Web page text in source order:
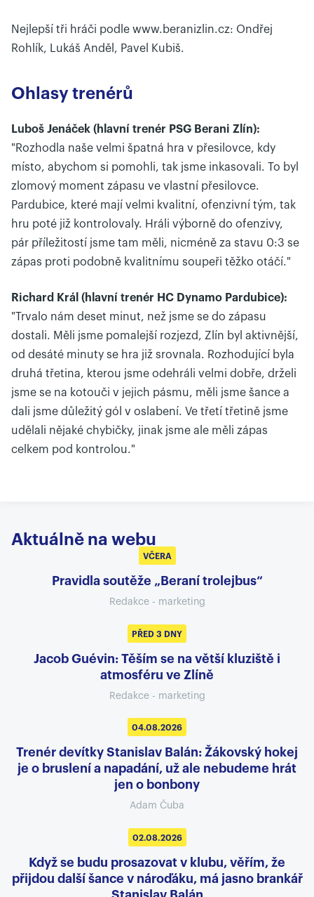
Nejlepší tři hráči podle www.beranizlin.cz: Ondřej
Rohlík, Lukáš Anděl, Pavel Kubiš.
Ohlasy trenérů
Luboš Jenáček (hlavní trenér PSG Berani Zlín):
"Rozhodla naše velmi špatná hra v přesilovce, kdy
místo, abychom si pomohli, tak jsme inkasovali. To byl
zlomový moment zápasu ve vlastní přesilovce.
Pardubice, které mají velmi kvalitní, ofenzivní tým, tak
hru poté již kontrolovaly. Hráli výborně do ofenzivy,
pár příležitostí jsme tam měli, nicméně za stavu 0:3 se
zápas proti podobně kvalitnímu soupeři těžko otáčí."
Richard Král (hlavní trenér HC Dynamo Pardubice):
"Trvalo nám deset minut, než jsme se do zápasu
dostali. Měli jsme pomalejší rozjezd, Zlín byl aktivnější,
od desáté minuty se hra již srovnala. Rozhodující byla
druhá třetina, kterou jsme odehráli velmi dobře, drželi
jsme se na kotouči v jejich pásmu, měli jsme šance a
dali jsme důležitý gól v oslabení. Ve třetí třetině jsme
udělali nějaké chybičky, jinak jsme ale měli zápas
celkem pod kontrolou."
Aktuálně na webu
VČERA
Pravidla soutěže „Beraní trolejbus“
Redakce - marketing
PŘED 3 DNY
Jacob Guévin: Těším se na větší kluziště i
atmosféru ve Zlíně
Redakce - marketing
04.08.2026
Trenér devítky Stanislav Balán: Žákovský hokej
je o bruslení a napadání, už ale nebudeme hrát
jen o bonbony
Adam Čuba
02.08.2026
Když se budu prosazovat v klubu, věřím, že
přijdou další šance v nároďáku, má jasno brankář